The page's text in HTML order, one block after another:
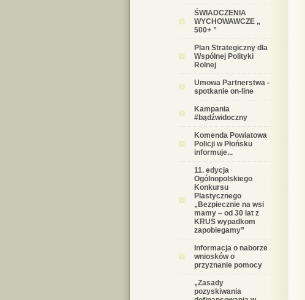
ŚWIADCZENIA
WYCHOWAWCZE „
500+ ”
Plan Strategiczny dla
Wspólnej Polityki
Rolnej
Umowa Partnerstwa -
spotkanie on-line
Kampania
#bądźwidoczny
Komenda Powiatowa
Policji w Płońsku
informuje...
11. edycja
Ogólnopolskiego
Konkursu
Plastycznego
„Bezpiecznie na wsi
mamy – od 30 lat z
KRUS wypadkom
zapobiegamy”
Informacja o naborze
wniosków o
przyznanie pomocy
„Zasady
pozyskiwania